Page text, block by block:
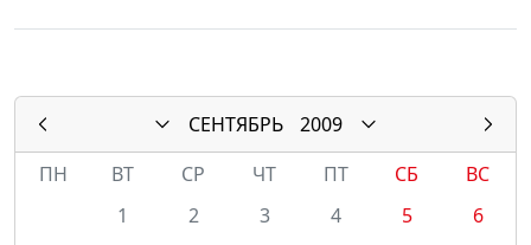
СЕНТЯБРЬ
2009
ПН
ВТ СР ЧТ ПТ СБ
ВС
1
2 3 4 5
6